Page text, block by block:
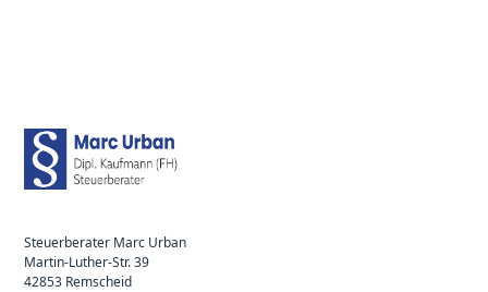
Steuerberater Marc Urban
Martin-Luther-Str. 39
42853 Remscheid